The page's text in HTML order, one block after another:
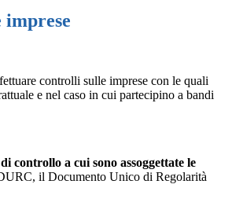
controlli sulle imprese con le quali
e nel caso in cui partecipino a bandi
controllo a cui sono assoggettate le
il Documento Unico di Regolarità